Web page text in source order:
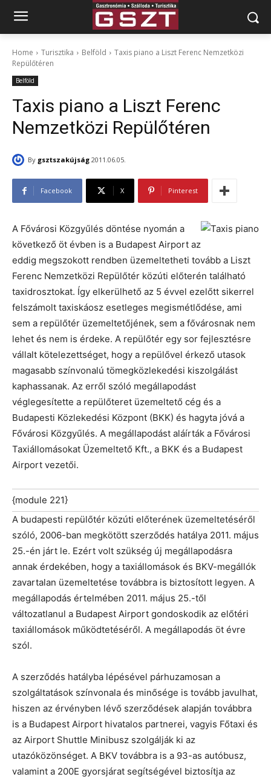
Home Turisztika Belföld
Taxis piano a Liszt Ferenc Nemzetközi
Repülőtéren
Belföld
Taxis piano a Liszt Ferenc
Nemzetközi Repülőtéren
By gsztszakújság 2011.06.05.
Facebook X Pinterest
A Fővárosi Közgyűlés döntése nyomán a
következő öt évben is a Budapest Airport az
eddig megszokott rendben üzemeltetheti tovább a Liszt
Ferenc Nemzetközi Repülőtér közúti előterén található
taxidrosztokat. Így elkerülhető az 5 évvel ezelőtt sikerrel
felszámolt taxiskáosz esetleges megismétlődése, ami
sem a repülőtér üzemeltetőjének, sem a fővárosnak nem
lehet és nem is érdeke. A repülőtér egy sor fejlesztésre
vállalt kötelezettséget, hogy a repülővel érkező utasok
magasabb színvonalú tömegközlekedési kiszolgálást
kaphassanak. Az erről szóló megállapodást
véglegesítette a repülőteret üzemeltető cég és a
Budapesti Közlekedési Központ (BKK) és hagyta jóvá a
Fővárosi Közgyűlés. A megállapodást aláírták a Fővárosi
Taxiállomásokat Üzemeltető Kft., a BKK és a Budapest
Airport vezetői.
{module 221}
A budapesti repülőtér közúti előterének üzemeltetéséről
szóló, 2006-ban megkötött szerződés hatálya 2011. május
25.-én járt le. Ezért volt szükség új megállapodásra
annak érdekében, hogy a taxiállomások és BKV-megállók
zavartalan üzemeltetése továbbra is biztosított legyen. A
megállapodás értelmében 2011. május 25.-től
változatlanul a Budapest Airport gondoskodik az előtéri
taxiállomások működtetéséről. A megállapodás öt évre
szól.
A szerződés hatályba lépésével párhuzamosan a
szolgáltatások színvonala és minősége is tovább javulhat,
hiszen az érvényben lévő szerződések alapján továbbra
is a Budapest Airport hivatalos partnerei, vagyis Főtaxi és
az Airport Shuttle Minibusz szolgálják ki az
utazóközönséget. A BKV továbbra is a 93-as autóbusz,
valamint a 200E gyorsjárat segítségével biztosítja az